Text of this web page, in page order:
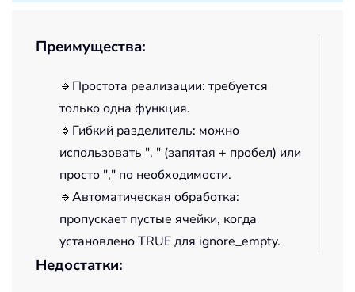
Преимущества:
🔹Простота реализации: требуется
только одна функция.
🔹Гибкий разделитель: можно
использовать ", " (запятая + пробел) или
просто "," по необходимости.
🔹Автоматическая обработка:
пропускает пустые ячейки, когда
установлено TRUE для ignore_empty.
Недостатки: